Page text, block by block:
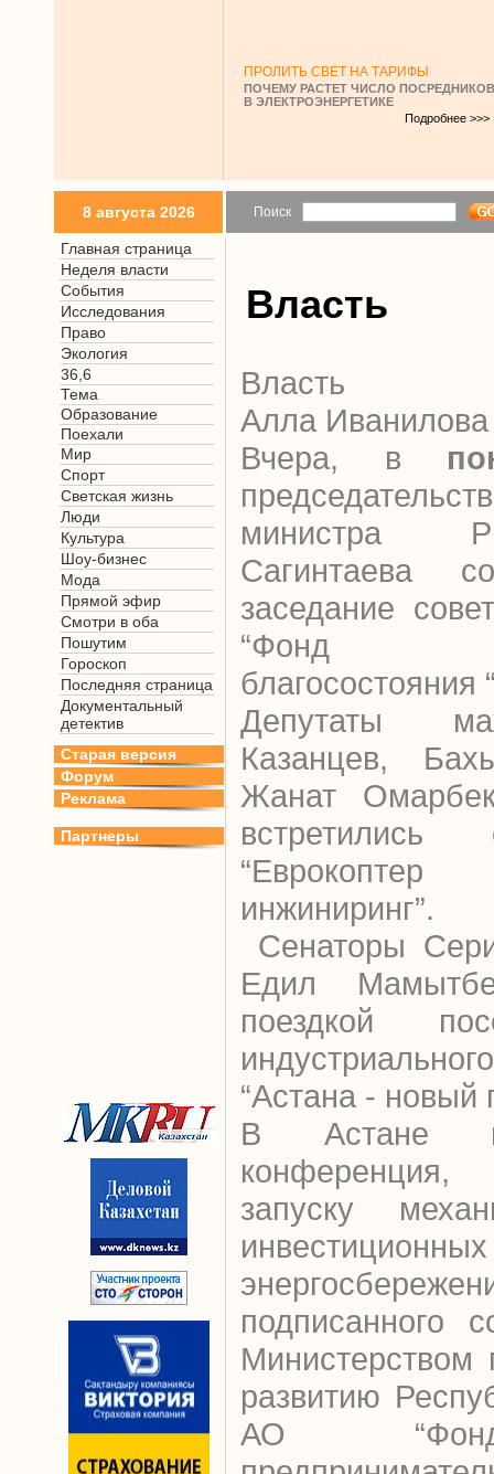
ПРОЛИТЬ СВЕТ НА ТАРИФЫ
ПОЧЕМУ РАСТЕТ ЧИСЛО ПОСРЕДНИКОВ
В ЭЛЕКТРОЭНЕРГЕТИКЕ
Подробнее >>>
8 августа 2026 Поиск
Главная страница
Неделя власти
События
Исследования
Право
Экология
36,6
Тема
Образование
Поехали
Мир
Спорт
Светская жизнь
Люди
Культура
Шоу-бизнес
Мода
Прямой эфир
Смотри в оба
Пошутим
Гороскоп
Последняя страница
Документальный
детектив
Старая версия
Форум
Реклама
Партнеры
Власть
Власть
Алла Иванилова
Вчера, в
министра
Сагинтаева
заседание
“Фонд
благосостояния
Депутаты
Казанцев,
Жанат
инжиниринг”.
Сенаторы
Едил
поездкой
“Астана - новый
В Астане
запуску
подписанного
Министерством
развитию
АО